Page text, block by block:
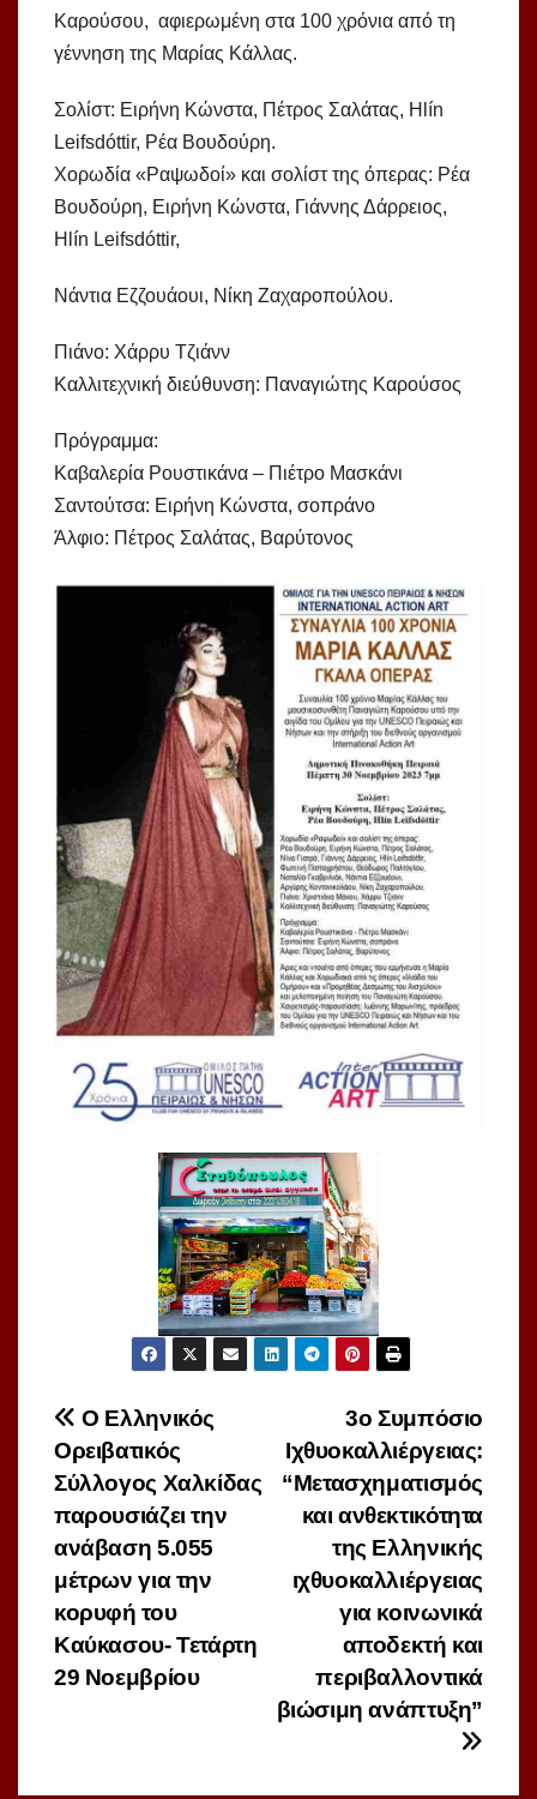
Καρούσου, αφιερωμένη στα 100 χρόνια από τη
γέννηση της Μαρίας Κάλλας.
Σολίστ: Ειρήνη Κώνστα, Πέτρος Σαλάτας, Hlín
Leifsdóttir, Ρέα Βουδούρη.
Χορωδία «Ραψωδοί» και σολίστ της όπερας: Ρέα
Βουδούρη, Ειρήνη Κώνστα, Γιάννης Δάρρειος,
Hlín Leifsdóttir,
Νάντια Εζζουάουι, Νίκη Ζαχαροπούλου.
Πιάνο: Χάρρυ Τζιάνν
Καλλιτεχνική διεύθυνση: Παναγιώτης Καρούσος
Πρόγραμμα:
Καβαλερία Ρουστικάνα – Πιέτρο Μασκάνι
Σαντούτσα: Ειρήνη Κώνστα, σοπράνο
Άλφιο: Πέτρος Σαλάτας, Βαρύτονος
Πλοήγηση
άρθρων
3ο Συμπόσιο
Ιχθυοκαλλιέργειας:
“Μετασχηματισμός
και ανθεκτικότητα
της Ελληνικής
ιχθυοκαλλιέργειας
για κοινωνικά
αποδεκτή και
περιβαλλοντικά
βιώσιμη ανάπτυξη”
Ο Ελληνικός
Ορειβατικός
Σύλλογος Χαλκίδας
παρουσιάζει την
ανάβαση 5.055
μέτρων για την
κορυφή του
Καύκασου- Τετάρτη
29 Νοεμβρίου